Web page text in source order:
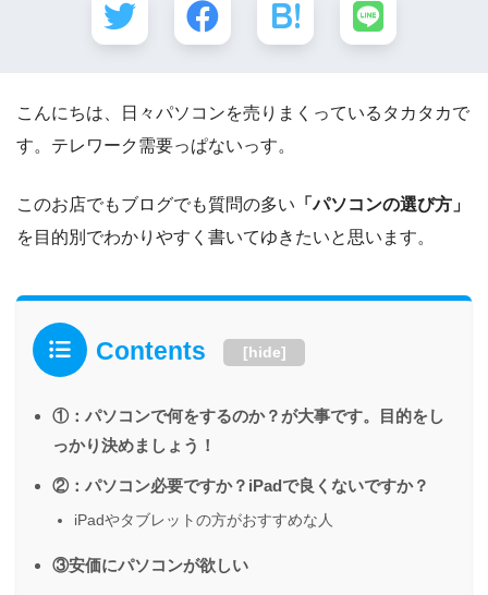
こんにちは、日々パソコンを売りまくっているタカタカで
す。テレワーク需要っぱないっす。
このお店でもブログでも質問の多い 「パソコンの選び方」
を目的別でわかりやすく書いてゆきたいと思います。
Contents [hide]
①：パソコンで何をするのか？が大事です。目的をし
っかり決めましょう！
②：パソコン必要ですか？iPadで良くないですか？
iPadやタブレットの方がおすすめな人
③安価にパソコンが欲しい